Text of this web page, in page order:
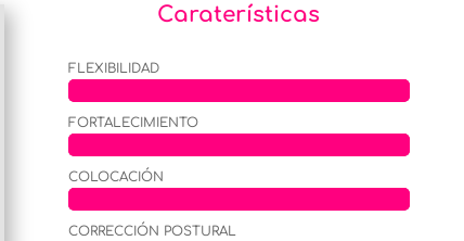
Caraterísticas
FLEXIBILIDAD
FORTALECIMIENTO
COLOCACIÓN
CORRECCIÓN POSTURAL